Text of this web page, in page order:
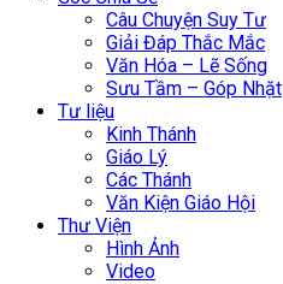
Câu Chuyện Suy Tư
Giải Đáp Thắc Mắc
Văn Hóa – Lẽ Sống
Sưu Tầm – Góp Nhặt
Tư liệu
Kinh Thánh
Giáo Lý
Các Thánh
Văn Kiện Giáo Hội
Thư Viện
Hình Ảnh
Video